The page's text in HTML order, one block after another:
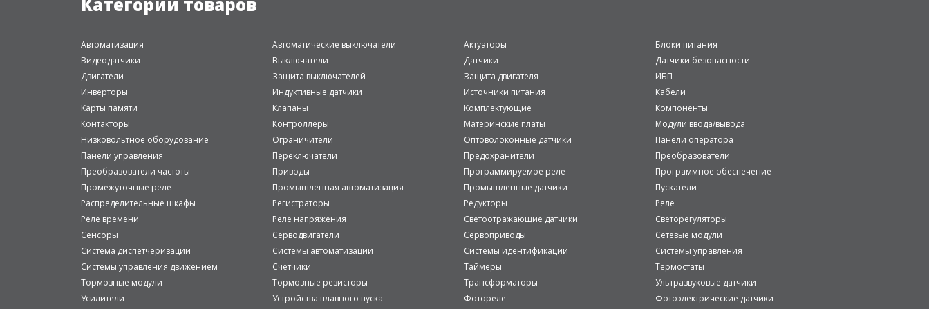
Автоматизация Автоматические выключатели Актуаторы
Блоки питания
Видеодатчики
Выключатели Датчики
Датчики безопасности
Двигатели
Защита выключателей Защита двигателя
ИБП
Инверторы
Индуктивные датчики Источники питания
Кабели
Карты памяти
Клапаны Комплектующие
Компоненты
Контакторы
Контроллеры Материнские платы
Модули ввода/вывода
Низковольтное оборудование
Ограничители Оптоволоконные датчики
Панели оператора
Панели управления
Переключатели Предохранители
Преобразователи
Преобразователи частоты
Приводы Программируемое реле
Программное обеспечение
Промежуточные реле
Промышленная автоматизация Промышленные датчики
Пускатели
Распределительные шкафы
Регистраторы Редукторы
Реле
Реле времени
Реле напряжения Светоотражающие датчики
Светорегуляторы
Сенсоры
Серводвигатели Сервоприводы
Сетевые модули
Система диспетчеризации
Системы автоматизации Системы идентификации
Системы управления
Системы управления движением
Счетчики Таймеры
Термостаты
Тормозные модули
Тормозные резисторы Трансформаторы
Ультразвуковые датчики
Усилители
Устройства плавного пуска Фотореле
Фотоэлектрические датчики